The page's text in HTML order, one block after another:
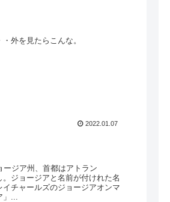
外を見たらこんな。
2022.01.07
ージア州、首都はアトラン
ジョージアと名前が付けれた名
チャールズのジョージアオンマ
...